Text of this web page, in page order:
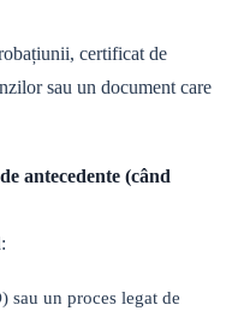
certificat de
sau un document care
antecedente (când
sau un proces legat de